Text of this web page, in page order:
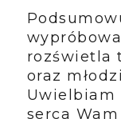
rozświetla
oraz
Uwielbiam
serca